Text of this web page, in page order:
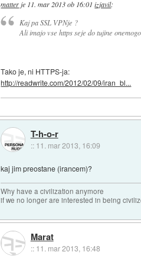
matterje 11. mar 2013 ob 16:01 izjavil:
Kaj pa SSL VPNje ?
Ali imajo vse https seje do tujine
Tako je, ni HTTPS-ja:
http://readwrite.com/2012/02/09/iran_bl...
T-h-o-r
:: 11. mar 2013, 16:09
kaj jim preostane (irancem)?
Why have a civilization anymore
if we no longer are interested in being
Marat
:: 11. mar 2013, 16:48